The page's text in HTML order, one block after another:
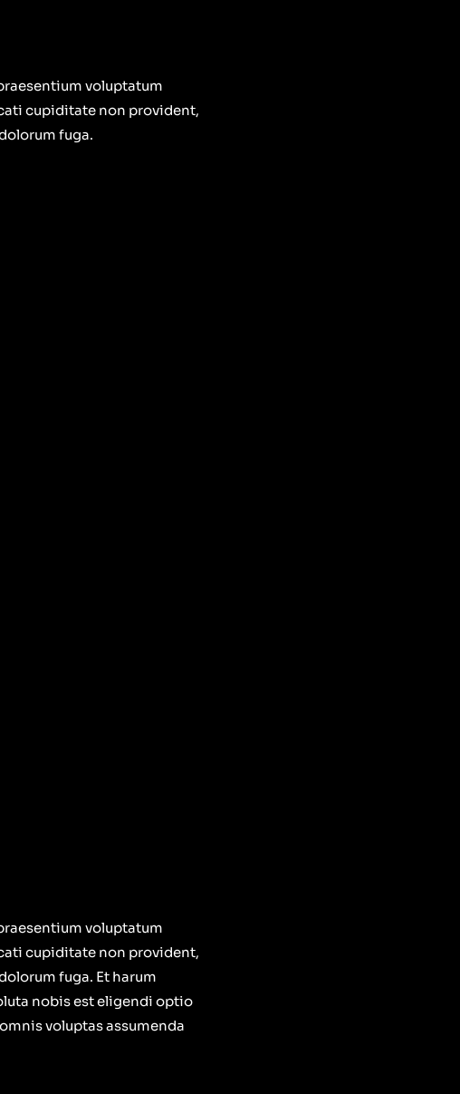
voluptatum
cupiditate non provident,
fuga.
voluptatum
cupiditate non provident,
fuga. Et harum
nobis est eligendi optio
voluptas assumenda